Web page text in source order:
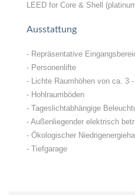
LEED for Core & Shell
Ausstattung
- Repräsentative
- Personenlifte
- Lichte Raumhöhen von ca. 3
- Hohlraumböden
- Tageslichtabhängige
- Außenliegender elektrisch
- Ökologischer
- Tiefgarage